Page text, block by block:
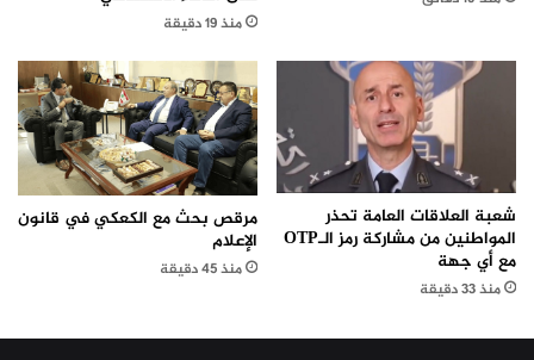
منذ 19 دقيقة
شعبة العلاقات العامة تحذر
المواطنين من مشاركة رمز الـOTP
مع أي جهة
منذ 33 دقيقة
مرقص بحث مع الكعكي في قانون
الإعلام
منذ 45 دقيقة